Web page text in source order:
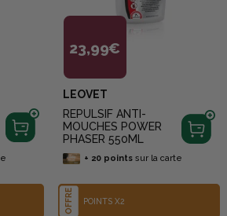
23,99€
LEOVET
REPULSIF ANTI-
MOUCHES POWER
PHASER 550ML
+ 20pointssur la carte
OFFRE POINTS X2